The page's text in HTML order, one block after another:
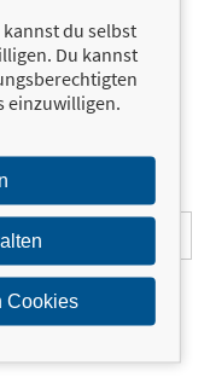
und
Stand über das
du selbst
Du kannst
einzuwilligen.
Cookies